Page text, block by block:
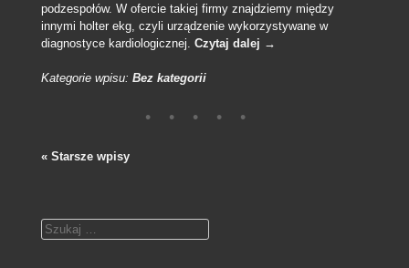
podzespołów. W ofercie takiej firmy znajdziemy między
innymi holter ekg, czyli urządzenie wykorzystywane w
diagnostyce kardiologicznej. Czytaj dalej →
Kategorie wpisu: Bez kategorii
«Starsze wpisy
Szukaj